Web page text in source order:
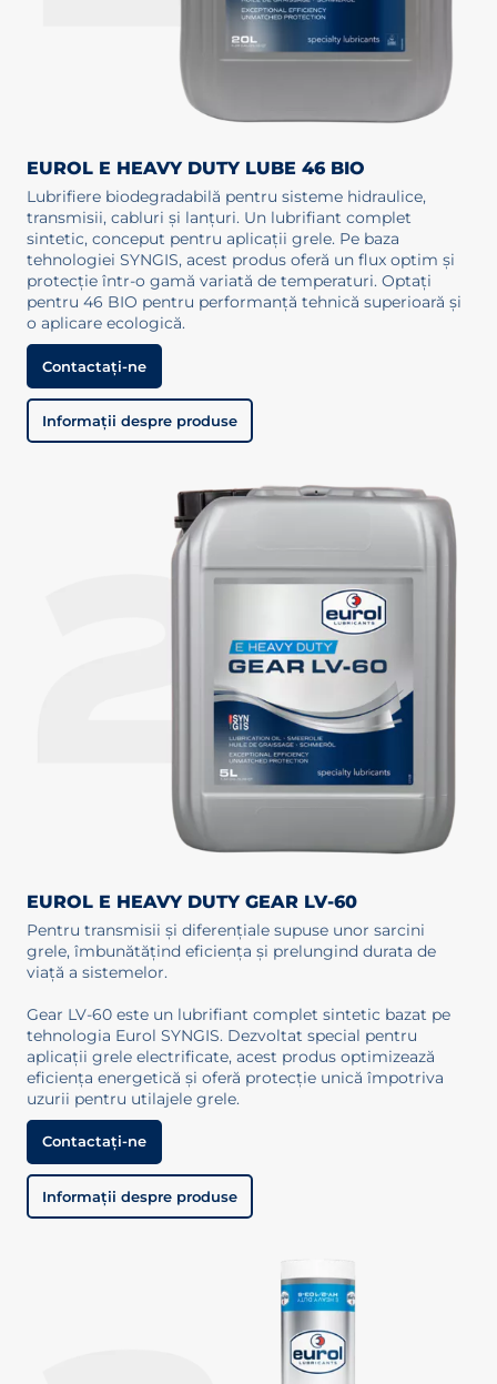
EUROL E HEAVY DUTY LUBE 46 BIO
Lubrifiere biodegradabilă pentru sisteme hidraulice,
transmisii, cabluri și lanțuri. Un lubrifiant complet
sintetic, conceput pentru aplicații grele. Pe baza
tehnologiei SYNGIS, acest produs oferă un flux optim și
protecție într-o gamă variată de temperaturi. Optați
pentru 46 BIO pentru performanță tehnică superioară și
o aplicare ecologică.
Contactați-ne
Informații despre produse
EUROL E HEAVY DUTY GEAR LV-60
Pentru transmisii și diferențiale supuse unor sarcini
grele, îmbunătățind eficiența și prelungind durata de
viață a sistemelor.
Gear LV-60 este un lubrifiant complet sintetic bazat pe
tehnologia Eurol SYNGIS. Dezvoltat special pentru
aplicații grele electrificate, acest produs optimizează
eficiența energetică și oferă protecție unică împotriva
uzurii pentru utilajele grele.
Contactați-ne
Informații despre produse